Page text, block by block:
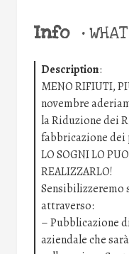
Info •
Description:
MENO RIFIUTI,
novembre
la Riduzione dei
fabbricazione dei
LO SOGNI LO
REALIZZARLO!
Sensibilizzeremo
attraverso:
– Pubblicazione
aziendale che